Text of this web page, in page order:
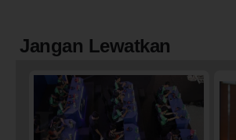
Jangan Lewatkan